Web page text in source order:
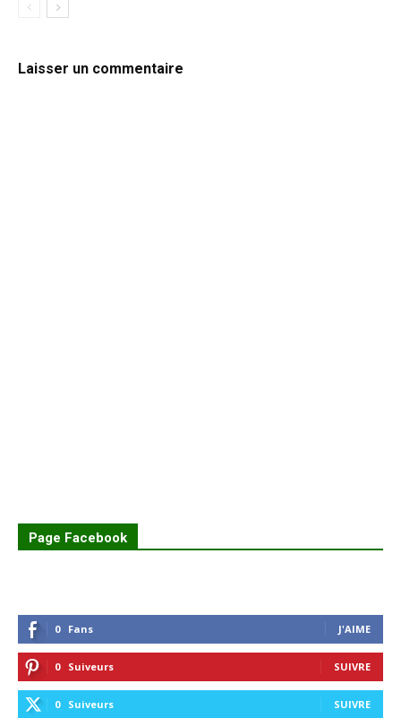
Laisser un commentaire
Page Facebook
0 Fans J'AIME
0 Suiveurs SUIVRE
0 Suiveurs SUIVRE